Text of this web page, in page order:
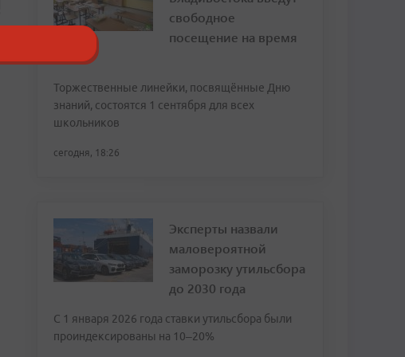
свободное
посещение на время
Торжественные линейки, посвящённые Дню
знаний, состоятся 1 сентября для всех
школьников
сегодня, 18:26
Эксперты назвали
маловероятной
заморозку утильсбора
до 2030 года
С 1 января 2026 года ставки утильсбора были
проиндексированы на 10–20%